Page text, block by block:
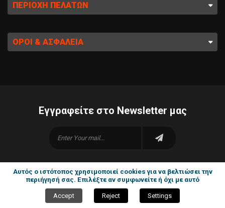
ΠΕΡΙΟΧΉ ΠΕΛΑΤΏΝ
ΌΡΟΙ & ΑΣΦΆΛΕΙΑ
Εγγραφείτε στο Newsletter μας
©1996-2025 ADTEC Chemicals All Rights Reserved .
home|sitemap
Αυτός ο ιστότοπος χρησιμοποιεί cookies για να βελτιώσει την
περιήγησή σας. Επιλέξτε αν συμφωνείτε ή όχι με αυτό
Accept Reject Settings